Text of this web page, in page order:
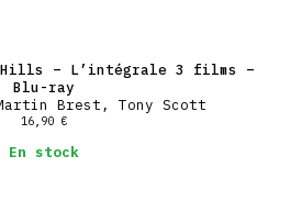
– L’intégrale 3 films –
Blu-ray
Brest, Tony Scott
16,90 €
En stock